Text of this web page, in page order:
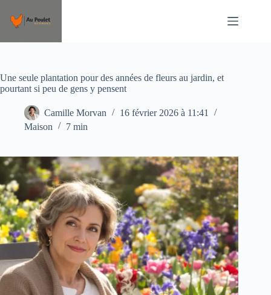
contenu
Une seule plantation pour des années de fleurs au jardin, et
pourtant si peu de gens y pensent
Camille Morvan
16 février 2026 à 11:41
Maison
7 min